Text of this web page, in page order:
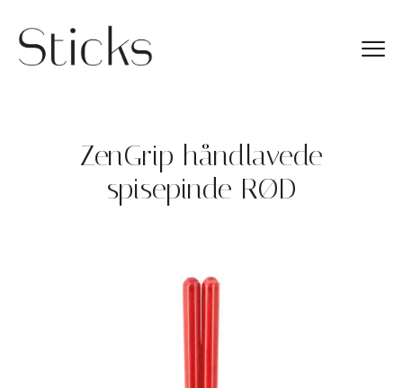
ZenGrip håndlavede
spisepinde RØD